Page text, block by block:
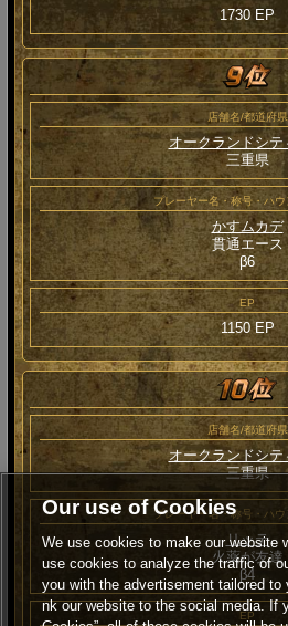
1730 EP
店舗名/都道府県
オークランドシテ
三重県
プレーヤー名・称号・ハウ
かすムカデ
貫通エース
β6
EP
1150 EP
店舗名/都道府県
オークランドシテ
三重県
プレーヤー名・称号・ハウ
リッテ
火薬が友達
β4
EP
Our use of Cookies
We use cookies to make our website
use cookies to analyze the traffic of
you with the advertisement tailored to
nk our website to the social media. If